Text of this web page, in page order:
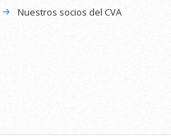
Nuestros socios del CVA